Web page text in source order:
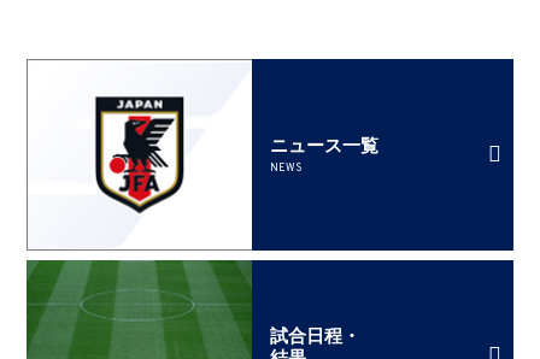
ニュース一覧
NEWS
試合日程・